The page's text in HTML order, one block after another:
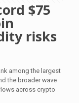
$75
risks
among the largest
the broader wave
across crypto